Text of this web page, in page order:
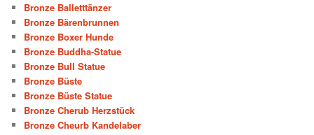
Bronze Balletttänzer
Bronze Bärenbrunnen
Bronze Boxer Hunde
Bronze Buddha-Statue
Bronze Bull Statue
Bronze Büste
Bronze Büste Statue
Bronze Cherub Herzstück
Bronze Cheurb Kandelaber